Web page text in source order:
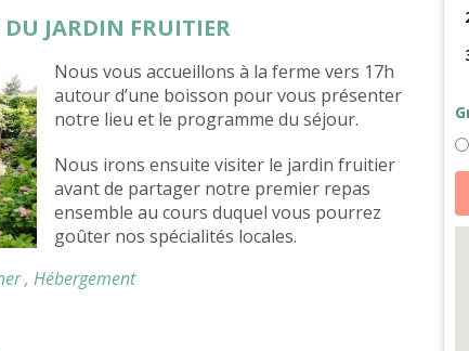
DU JARDIN FRUITIER
Nous vous accueillons à la ferme vers 17h
autour d’une boisson pour vous présenter
notre lieu et le programme du séjour.
Nous irons ensuite visiter le jardin fruitier
avant de partager notre premier repas
ensemble au cours duquel vous pourrez
goûter nos spécialités locales.
, Hébergement